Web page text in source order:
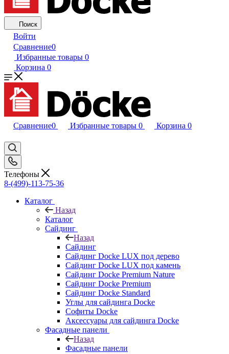
Поиск
Войти
Сравнение0
Избранные товары 0
Корзина 0
Сравнение0 Избранные товары 0 Корзина 0
Телефоны
8-(499)-113-75-36
Каталог
Назад
Каталог
Сайдинг
Назад
Сайдинг
Сайдинг Docke LUX под дерево
Сайдинг Docke LUX под камень
Сайдинг Docke Premium Nature
Сайдинг Docke Premium
Сайдинг Docke Standard
Углы для сайдинга Docke
Софиты Docke
Аксессуары для сайдинга Docke
Фасадные панели
Назад
Фасадные панели